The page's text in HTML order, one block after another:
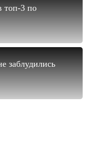
топ-3 по
заблудились